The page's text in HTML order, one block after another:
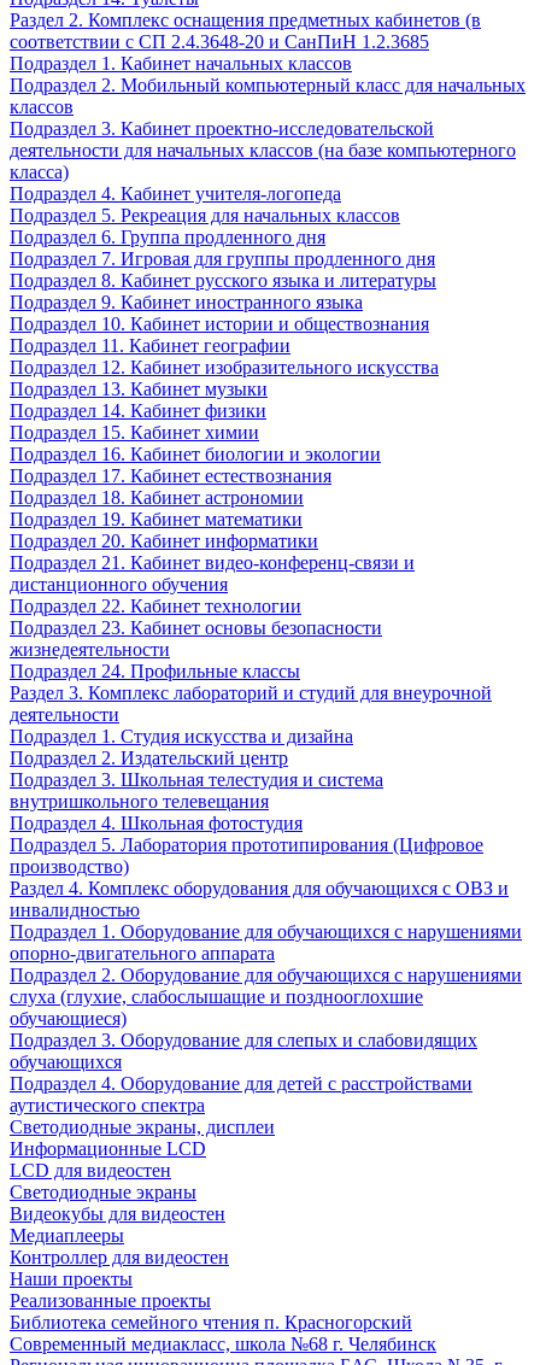
Раздел 2. Комплекс оснащения предметных кабинетов (в
соответствии с СП 2.4.3648-20 и СанПиН 1.2.3685
Подраздел 1. Кабинет начальных классов
Подраздел 2. Мобильный компьютерный класс для начальных
классов
Подраздел 3. Кабинет проектно-исследовательской
деятельности для начальных классов (на базе компьютерного
класса)
Подраздел 4. Кабинет учителя-логопеда
Подраздел 5. Рекреация для начальных классов
Подраздел 6. Группа продленного дня
Подраздел 7. Игровая для группы продленного дня
Подраздел 8. Кабинет русского языка и литературы
Подраздел 9. Кабинет иностранного языка
Подраздел 10. Кабинет истории и обществознания
Подраздел 11. Кабинет географии
Подраздел 12. Кабинет изобразительного искусства
Подраздел 13. Кабинет музыки
Подраздел 14. Кабинет физики
Подраздел 15. Кабинет химии
Подраздел 16. Кабинет биологии и экологии
Подраздел 17. Кабинет естествознания
Подраздел 18. Кабинет астрономии
Подраздел 19. Кабинет математики
Подраздел 20. Кабинет информатики
Подраздел 21. Кабинет видео-конференц-связи и
дистанционного обучения
Подраздел 22. Кабинет технологии
Подраздел 23. Кабинет основы безопасности
жизнедеятельности
Подраздел 24. Профильные классы
Раздел 3. Комплекс лабораторий и студий для внеурочной
деятельности
Подраздел 1. Студия искусства и дизайна
Подраздел 2. Издательский центр
Подраздел 3. Школьная телестудия и система
внутришкольного телевещания
Подраздел 4. Школьная фотостудия
Подраздел 5. Лаборатория прототипирования (Цифровое
производство)
Раздел 4. Комплекс оборудования для обучающихся с ОВЗ и
инвалидностью
Подраздел 1. Оборудование для обучающихся с нарушениями
опорно-двигательного аппарата
Подраздел 2. Оборудование для обучающихся с нарушениями
слуха (глухие, слабослышащие и позднооглохшие
обучающиеся)
Подраздел 3. Оборудование для слепых и слабовидящих
обучающихся
Подраздел 4. Оборудование для детей с расстройствами
аутистического спектра
Светодиодные экраны, дисплеи
Информационные LCD
LCD для видеостен
Светодиодные экраны
Видеокубы для видеостен
Медиаплееры
Контроллер для видеостен
Наши проекты
Реализованные проекты
Библиотека семейного чтения п. Красногорский
Современный медиакласс, школа №68 г. Челябинск